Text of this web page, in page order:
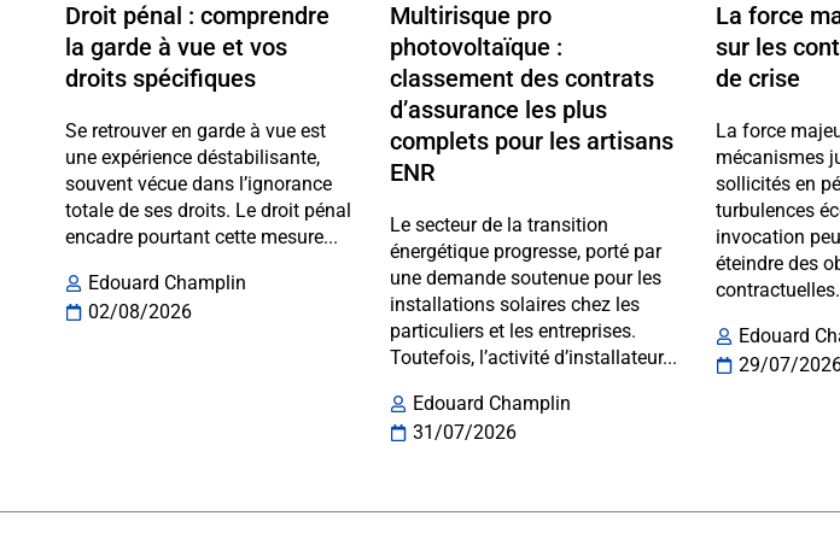
Droit pénal : comprendre
la garde à vue et vos
droits spécifiques
Se retrouver en garde à vue est
une expérience déstabilisante,
souvent vécue dans l’ignorance
totale de ses droits. Le droit pénal
encadre pourtant cette mesure...
Edouard Champlin
02/08/2026
Multirisque pro
photovoltaïque :
classement des contrats
d’assurance les plus
complets pour les artisans
ENR
Le secteur de la transition
énergétique progresse, porté par
une demande soutenue pour les
installations solaires chez les
particuliers et les entreprises.
Toutefois, l’activité d’installateur...
Edouard Champlin
31/07/2026
La force
sur les
de crise
La force
mécanismes
sollicités en
turbulences
invocation
éteindre des
Edouard
29/07/